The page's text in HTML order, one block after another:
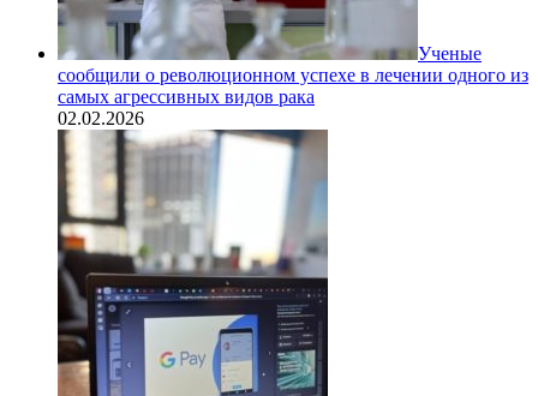
Ученые
сообщили о революционном успехе в лечении одного из
самых агрессивных видов рака
02.02.2026